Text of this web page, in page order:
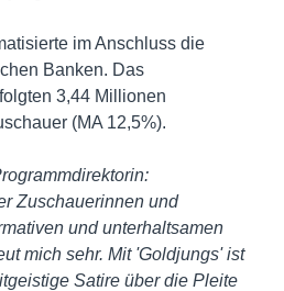
im Anschluss die
Banken. Das
3,44 Millionen
(MA 12,5%).
Zuschauerinnen und
und unterhaltsamen
mich sehr. Mit 'Goldjungs' ist
Satire über die Pleite